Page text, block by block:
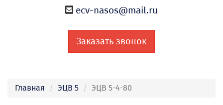
ecv-nasos@mail.ru
Заказать звонок
Главная ЭЦВ 5 ЭЦВ 5-4-80